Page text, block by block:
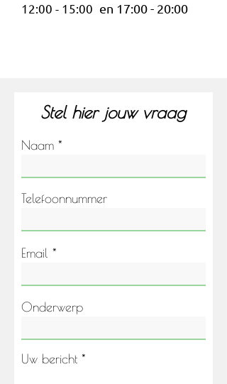
12:00 - 15:00 en 17:00 - 20:00
Stel hier jouw vraag
Naam
Telefoonnummer
Email
Onderwerp
Uw bericht